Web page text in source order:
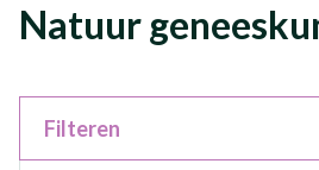
Natuur
Filteren